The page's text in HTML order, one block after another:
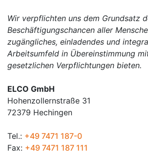
Wir verpflichten uns dem Grundsatz
Beschäftigungschancen aller
zugängliches, einladendes und
Arbeitsumfeld in Übereinstimmung
gesetzlichen Verpflichtungen bieten.
ELCO GmbH
Hohenzollernstraße 31
72379 Hechingen
Tel.: +49 7471 187-0
Fax: +49 7471 187 111